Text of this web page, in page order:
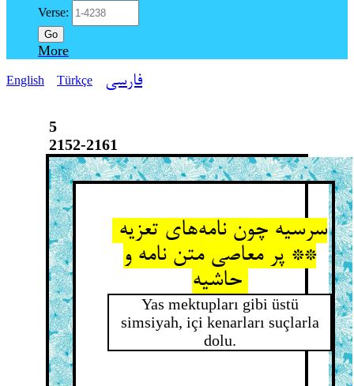
Verse:
Go
More
English Türkçe فارسی
5
2152-2161
سرسیه چون نامه‌های تعزیه
** پر معاصی متن نامه و
حاشیه
Yas mektupları gibi üstü
simsiyah, içi kenarları suçlarla
dolu.